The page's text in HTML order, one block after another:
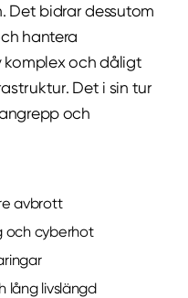
Det bidrar dessutom
hantera
och dåligt
Det i sin tur
och
avbrott
och cyberhot
lång livslängd